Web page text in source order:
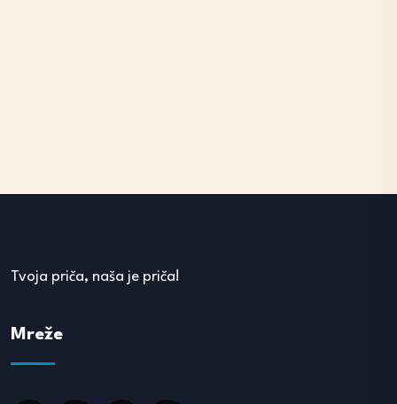
Tvoja priča, naša je priča!
Mreže